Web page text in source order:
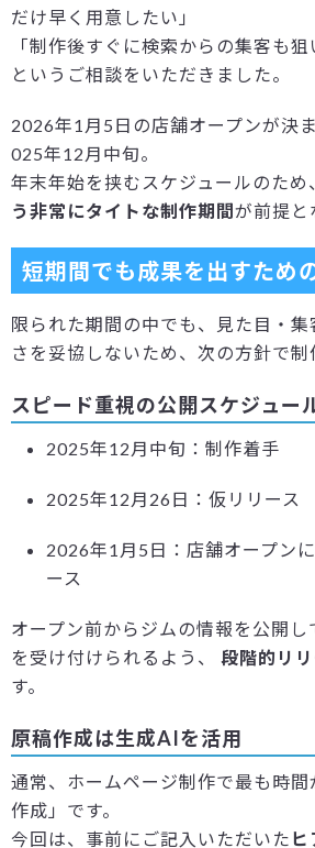
だけ早く用意したい」
「制作後すぐに検索からの集客も狙
というご相談をいただきました。
2026年1月5日の店舗オープンが決
025年12月中旬。
年末年始を挟むスケジュールのため
う非常にタイトな制作期間が前提と
短期間でも成果を出すため
限られた期間の中でも、見た目・
さを妥協しないため、次の方針で制
スピード重視の公開スケジュー
2025年12月中旬：制作着手
2025年12月26日：仮リリース
2026年1月5日：店舗オープン
ース
オープン前からジムの情報を公開
を受け付けられるよう、 段階的リ
す。
原稿作成は生成AIを活用
通常、ホームページ制作で最も時
作成」です。
今回は、事前にご記入いただいた ヒ